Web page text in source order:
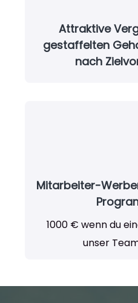
Attraktive
gestaffelten
nach
Mitarbeiter-
1000 € wenn du
unser